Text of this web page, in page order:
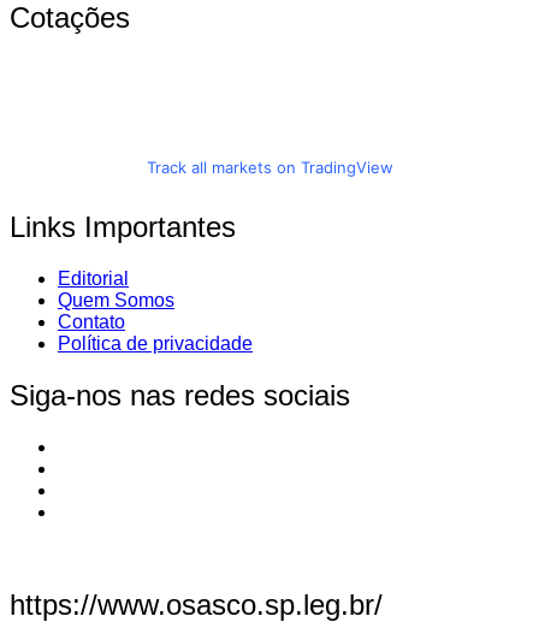
Cotações
Track all markets on TradingView
Links Importantes
Editorial
Quem Somos
Contato
Política de privacidade
Siga-nos nas redes sociais
https://www.osasco.sp.leg.br/